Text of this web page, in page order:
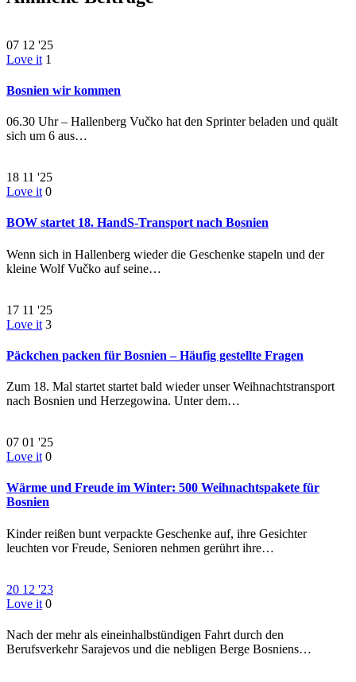
07 12 '25
Love it 1
Bosnien wir kommen
06.30 Uhr – Hallenberg Vučko hat den Sprinter beladen und quält
sich um 6 aus…
18 11 '25
Love it 0
BOW startet 18. HandS-Transport nach Bosnien
Wenn sich in Hallenberg wieder die Geschenke stapeln und der
kleine Wolf Vučko auf seine…
17 11 '25
Love it 3
Päckchen packen für Bosnien – Häufig gestellte Fragen
Zum 18. Mal startet startet bald wieder unser Weihnachtstransport
nach Bosnien und Herzegowina. Unter dem…
07 01 '25
Love it 0
Wärme und Freude im Winter: 500 Weihnachtspakete für
Bosnien
Kinder reißen bunt verpackte Geschenke auf, ihre Gesichter
leuchten vor Freude, Senioren nehmen gerührt ihre…
20 12 '23
Love it 0
Nach der mehr als eineinhalbstündigen Fahrt durch den
Berufsverkehr Sarajevos und die nebligen Berge Bosniens…